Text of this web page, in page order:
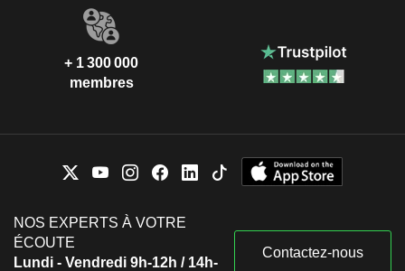
+ 1 300 000
membres
NOS EXPERTS À VOTRE
ÉCOUTE
Lundi - Vendredi 9h-12h / 14h-
Contactez-nous